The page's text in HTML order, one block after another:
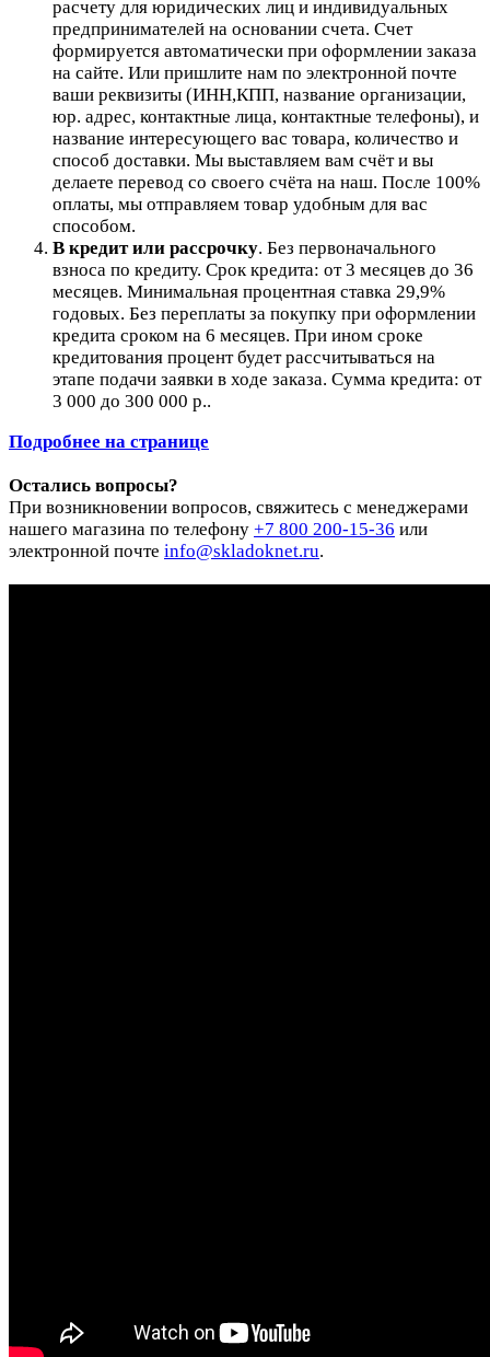
расчету для юридических лиц и индивидуальных
предпринимателей на основании счета. Счет
формируется автоматически при оформлении заказа
на сайте. Или пришлите нам по электронной почте
ваши реквизиты (ИНН,КПП, название организации,
юр. адрес, контактные лица, контактные телефоны), и
название интересующего вас товара, количество и
способ доставки. Мы выставляем вам счёт и вы
делаете перевод со своего счёта на наш. После 100%
оплаты, мы отправляем товар удобным для вас
способом.
В кредит или рассрочку. Без первоначального
взноса по кредиту. Срок кредита: от 3 месяцев до 36
месяцев. Минимальная процентная ставка 29,9%
годовых. Без переплаты за покупку при оформлении
кредита сроком на 6 месяцев. При ином сроке
кредитования процент будет рассчитываться на
этапе подачи заявки в ходе заказа. Сумма кредита: от
3 000 до 300 000 р..
Подробнее на странице
Остались вопросы?
При возникновении вопросов, свяжитесь с менеджерами
нашего магазина по телефону +7 800 200-15-36 или
электронной почте info@skladoknet.ru.